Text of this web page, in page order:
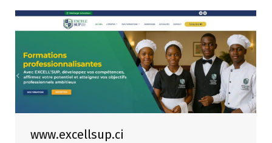
www.excellsup.ci